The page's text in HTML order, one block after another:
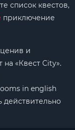
список квестов,
приключение
и
«Квест City».
in english
действительно